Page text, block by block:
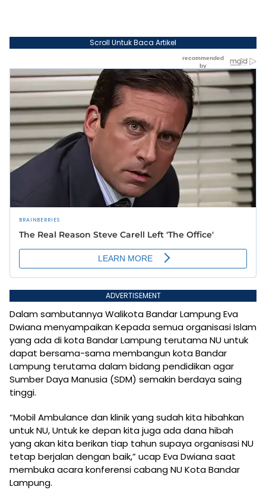
Scroll Untuk Baca Artikel
ADVERTISEMENT
Dalam sambutannya Walikota Bandar Lampung Eva
Dwiana menyampaikan Kepada semua organisasi Islam
yang ada di kota Bandar Lampung terutama NU untuk
dapat bersama-sama membangun kota Bandar
Lampung terutama dalam bidang pendidikan agar
Sumber Daya Manusia (SDM) semakin berdaya saing
tinggi.
“Mobil Ambulance dan klinik yang sudah kita hibahkan
untuk NU, Untuk ke depan kita juga ada dana hibah
yang akan kita berikan tiap tahun supaya organisasi NU
tetap berjalan dengan baik,” ucap Eva Dwiana saat
membuka acara konferensi cabang NU Kota Bandar
Lampung.